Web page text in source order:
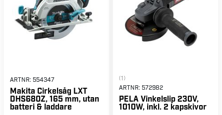
ARTNR: 554347
Makita Cirkelsåg LXT
DHS680Z, 165 mm, utan
batteri & laddare
(1)
ARTNR: 572982
PELA Vinkelslip 230V,
1010W, inkl. 2 kapskivor